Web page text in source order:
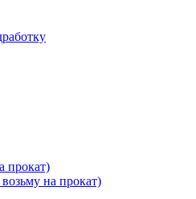
прокат)
на прокат)